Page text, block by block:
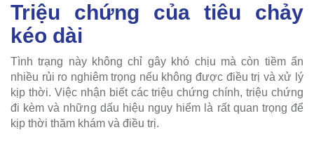
Triệu chứng của tiêu chảy
kéo dài
Tình trạng này không chỉ gây khó chịu mà còn tiềm ẩn
nhiều rủi ro nghiêm trọng nếu không được điều trị và xử lý
kịp thời. Việc nhận biết các triệu chứng chính, triệu chứng
đi kèm và những dấu hiệu nguy hiểm là rất quan trọng để
kịp thời thăm khám và điều trị.